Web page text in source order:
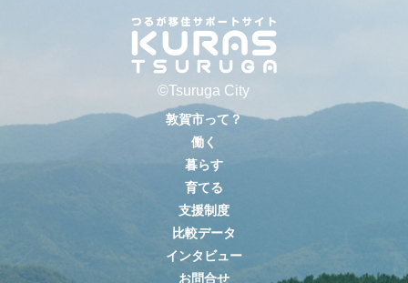
©Tsuruga City
敦賀市って？
働く
暮らす
育てる
支援制度
比較データ
インタビュー
お問合せ